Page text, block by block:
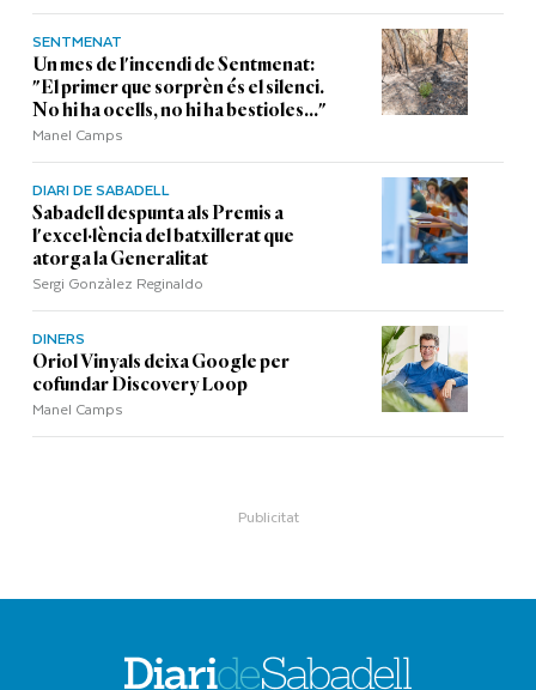
SENTMENAT
Un mes de l'incendi de Sentmenat:
"El primer que sorprèn és el silenci.
No hi ha ocells, no hi ha bestioles..."
Manel Camps
DIARI DE SABADELL
Sabadell despunta als Premis a
l'excel·lència del batxillerat que
atorga la Generalitat
Sergi Gonzàlez Reginaldo
DINERS
Oriol Vinyals deixa Google per
cofundar Discovery Loop
Manel Camps